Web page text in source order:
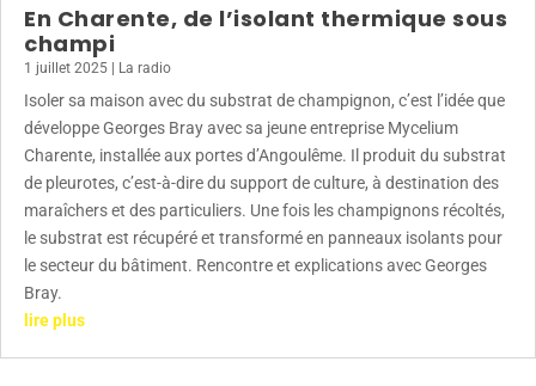
En Charente, de l’isolant thermique sous
champi
1 juillet 2025 La radio
Isoler sa maison avec du substrat de champignon, c’est l’idée que
développe Georges Bray avec sa jeune entreprise Mycelium
Charente, installée aux portes d’Angoulême. Il produit du substrat
de pleurotes, c’est-à-dire du support de culture, à destination des
maraîchers et des particuliers. Une fois les champignons récoltés,
le substrat est récupéré et transformé en panneaux isolants pour
le secteur du bâtiment. Rencontre et explications avec Georges
Bray.
lire plus